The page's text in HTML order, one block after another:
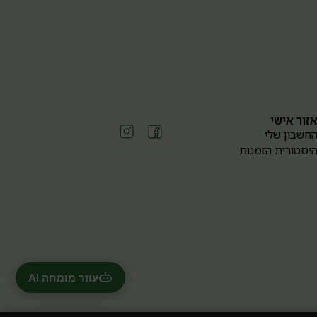
אזור אישי
החשבון שלי
היסטורית הזמנות
עוזר מומחה AI